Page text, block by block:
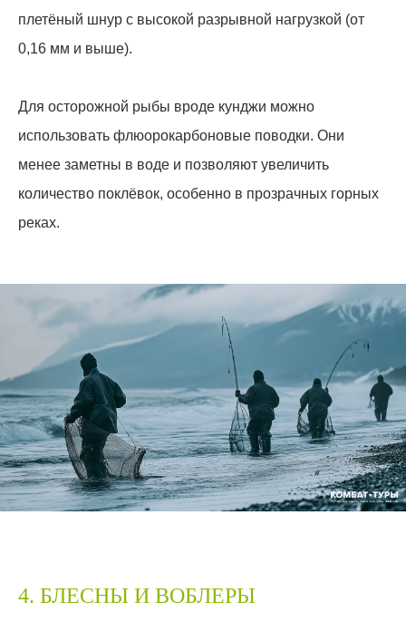
плетёный шнур с высокой разрывной нагрузкой (от
0,16 мм и выше).
Для осторожной рыбы вроде кунджи можно
использовать флюорокарбоновые поводки. Они
менее заметны в воде и позволяют увеличить
количество поклёвок, особенно в прозрачных горных
реках.
4. БЛЕСНЫ И ВОБЛЕРЫ